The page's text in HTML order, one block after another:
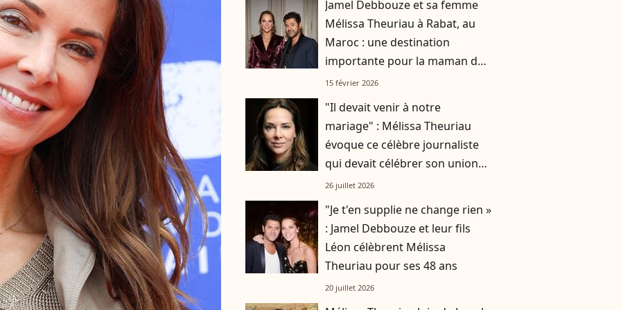
Jamel Debbouze et sa femme
Mélissa Theuriau à Rabat, au
Maroc : une destination
importante pour la maman de
Léon et Lila
15 février 2026
"Il devait venir à notre
mariage" : Mélissa Theuriau
évoque ce célèbre journaliste
qui devait célébrer son union
avec Jamel Debbouze
26 juillet 2026
"Je t'en supplie ne change rien »
: Jamel Debbouze et leur fils
Léon célèbrent Mélissa
Theuriau pour ses 48 ans
20 juillet 2026